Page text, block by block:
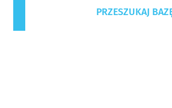
PRZESZUKAJ